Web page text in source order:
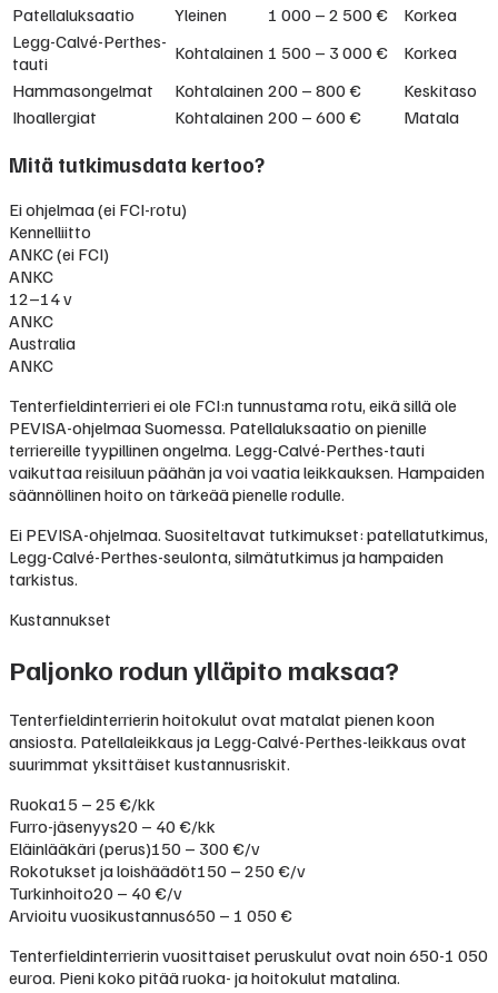
Patellaluksaatio
Yleinen 1 000 – 2 500 €
Korkea
Legg-Calvé-Perthes-
tauti
Kohtalainen 1 500 – 3 000 €
Korkea
Hammasongelmat
Kohtalainen 200 – 800 €
Keskitaso
Ihoallergiat
Kohtalainen 200 – 600 € Matala
Mitä tutkimusdata kertoo?
Ei ohjelmaa (ei FCI-rotu)
Kennelliitto
ANKC (ei FCI)
ANKC
12–14 v
ANKC
Australia
ANKC
Tenterfieldinterrieri ei ole FCI:n tunnustama rotu, eikä sillä ole
PEVISA-ohjelmaa Suomessa. Patellaluksaatio on pienille
terriereille tyypillinen ongelma. Legg-Calvé-Perthes-tauti
vaikuttaa reisiluun päähän ja voi vaatia leikkauksen. Hampaiden
säännöllinen hoito on tärkeää pienelle rodulle.
Ei PEVISA-ohjelmaa. Suositeltavat tutkimukset: patellatutkimus,
Legg-Calvé-Perthes-seulonta, silmätutkimus ja hampaiden
tarkistus.
Kustannukset
Paljonko rodun ylläpito maksaa?
Tenterfieldinterrierin hoitokulut ovat matalat pienen koon
ansiosta. Patellaleikkaus ja Legg-Calvé-Perthes-leikkaus ovat
suurimmat yksittäiset kustannusriskit.
Ruoka15 – 25 €/kk
Furro-jäsenyys20 – 40 €/kk
Eläinlääkäri (perus)150 – 300 €/v
Rokotukset ja loishäädöt150 – 250 €/v
Turkinhoito20 – 40 €/v
Arvioitu vuosikustannus650 – 1 050 €
Tenterfieldinterrierin vuosittaiset peruskulut ovat noin 650-1 050
euroa. Pieni koko pitää ruoka- ja hoitokulut matalina.